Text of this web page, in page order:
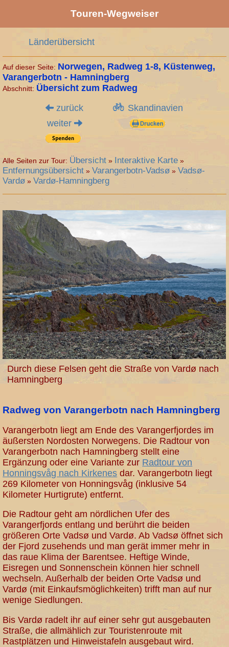
Touren-Wegweiser
Länderübersicht
Auf dieser Seite: Norwegen, Radweg 1-8, Küstenweg,
Varangerbotn - Hamningberg
Abschnitt: Übersicht zum Radweg
zurück
Skandinavien
weiter
Alle Seiten zur Tour: Übersicht » Interaktive Karte »
Entfernungsübersicht »Varangerbotn-Vadsø »Vadsø-
Vardø »Vardø-Hamningberg
Durch diese Felsen geht die Straße von Vardø nach
Hamningberg
Radweg von Varangerbotn nach Hamningberg
Varangerbotn liegt am Ende des Varangerfjordes im
äußersten Nordosten Norwegens. Die Radtour von
Varangerbotn nach Hamningberg stellt eine
Ergänzung oder eine Variante zur Radtour von
Honningsvåg nach Kirkenes dar. Varangerbotn liegt
269 Kilometer von Honningsvåg (inklusive 54
Kilometer Hurtigrute) entfernt.
Die Radtour geht am nördlichen Ufer des
Varangerfjords entlang und berührt die beiden
größeren Orte Vadsø und Vardø. Ab Vadsø öffnet sich
der Fjord zusehends und man gerät immer mehr in
das raue Klima der Barentsee. Heftige Winde,
Eisregen und Sonnenschein können hier schnell
wechseln. Außerhalb der beiden Orte Vadsø und
Vardø (mit Einkaufsmöglichkeiten) trifft man auf nur
wenige Siedlungen.
Bis Vardø radelt ihr auf einer sehr gut ausgebauten
Straße, die allmählich zur Touristenroute mit
Rastplätzen und Hinweistafeln ausgebaut wird.